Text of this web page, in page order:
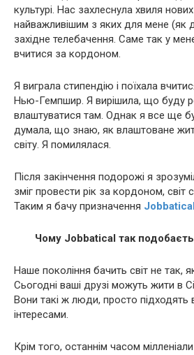
культурі. Нас захлеснула хвиля
найважливішим з яких для мене (як
західне телебачення. Саме так у
вчитися за кордоном.
Я виграла стипендію і поїхала
Нью-Гемпшир. Я вирішила, що буду
влаштуватися там. Однак я все ще
думала, що знаю, як влаштоване
світу. Я помилялася.
Після закінчення подорожі я
зміг провести рік за кордоном,
Таким я бачу призначення Jobbatical
Чому Jobbatical так
Наше покоління бачить світ не так,
Сьогодні ваші друзі можуть жити в
Вони такі ж люди, просто підходять
інтересами.
Крім того, останнім часом